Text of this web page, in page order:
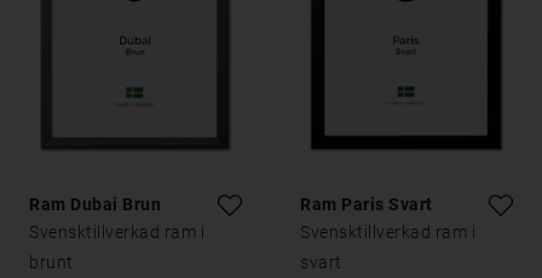
Ram Dubai Brun
Svensktillverkad ram i
brunt
Ram Paris Svart
Svensktillverkad ram i
svart